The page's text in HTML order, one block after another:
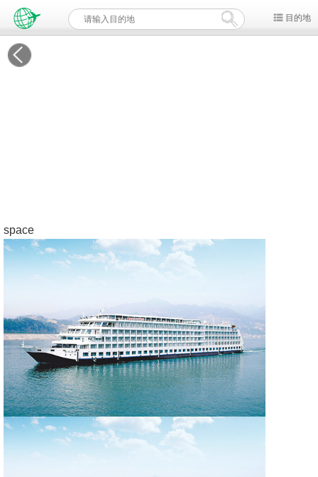
目的地
space